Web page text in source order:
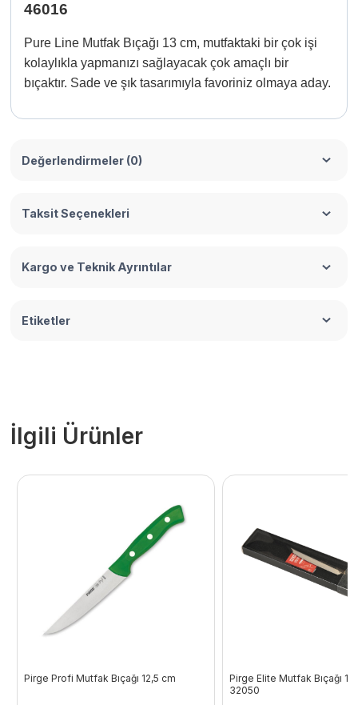
46016
Pure Line Mutfak Bıçağı 13 cm, mutfaktaki bir çok işi
kolaylıkla yapmanızı sağlayacak çok amaçlı bir
bıçaktır. Sade ve şık tasarımıyla favoriniz olmaya aday.
Değerlendirmeler (0)
Taksit Seçenekleri
Kargo ve Teknik Ayrıntılar
Etiketler
İlgili Ürünler
Pirge Profi Mutfak Bıçağı 12,5 cm
Pirge Elite Mutfak Bıçağı
32050